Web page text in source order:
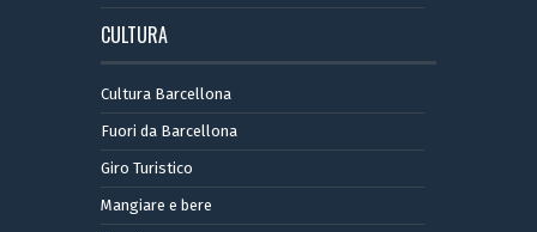
CULTURA
Cultura Barcellona
Fuori da Barcellona
Giro Turistico
Mangiare e bere